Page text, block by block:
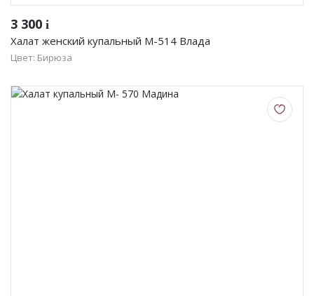
3 300 i
Халат женский купальный М-514 Влада
Цвет: Бирюза